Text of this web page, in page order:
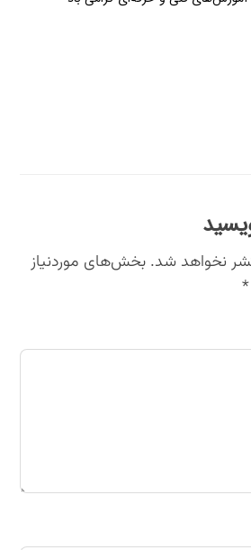
نخواهد شد. بخش‌های موردنیاز
*